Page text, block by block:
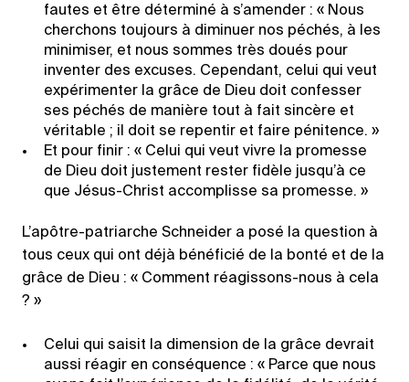
fautes et être déterminé à s’amender : « Nous
cherchons toujours à diminuer nos péchés, à les
minimiser, et nous sommes très doués pour
inventer des excuses. Cependant, celui qui veut
expérimenter la grâce de Dieu doit confesser
ses péchés de manière tout à fait sincère et
véritable ; il doit se repentir et faire pénitence. »
Et pour finir : « Celui qui veut vivre la promesse
de Dieu doit justement rester fidèle jusqu’à ce
que Jésus-Christ accomplisse sa promesse. »
L’apôtre-patriarche Schneider a posé la question à
tous ceux qui ont déjà bénéficié de la bonté et de la
grâce de Dieu : « Comment réagissons-nous à cela
? »
Celui qui saisit la dimension de la grâce devrait
aussi réagir en conséquence : « Parce que nous